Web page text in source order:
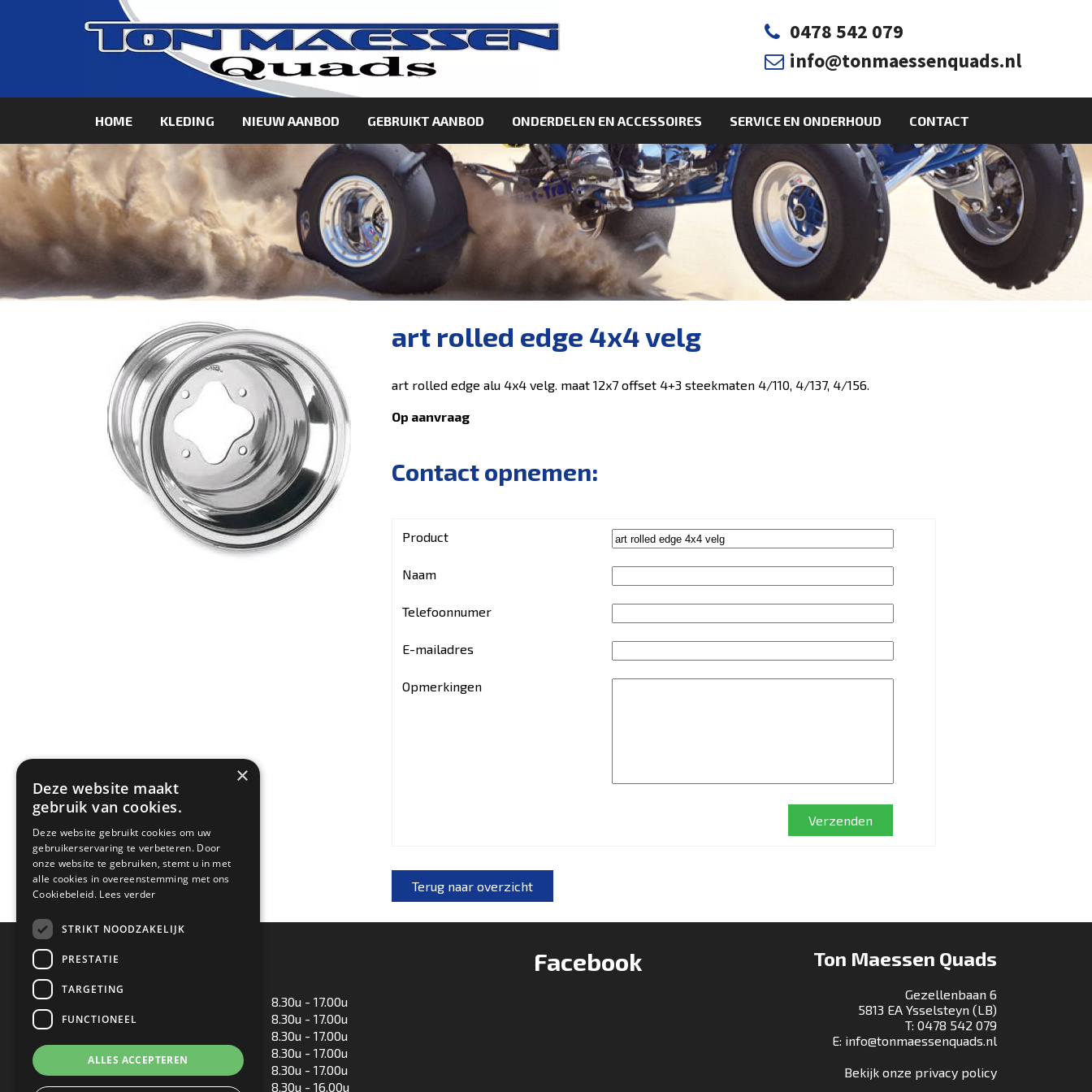
 0478 542 079
 info@tonmaessenquads.nl
HOME KLEDING NIEUW AANBOD GEBRUIKT AANBOD ONDERDELEN EN ACCESSOIRES SERVICE EN ONDERHOUD CONTACT
art rolled edge 4x4 velg
art rolled edge alu 4x4 velg. maat 12x7 offset 4+3 steekmaten 4/110, 4/137, 4/156.
Op aanvraag
Contact opnemen:
Product
Naam
Telefoonnumer
E-mailadres
Opmerkingen
Verzenden
Terug naar overzicht
Openingstijden
8.30u - 17.00u
Dinsdag
8.30u - 17.00u
8.30u - 17.00u
Donderdag
8.30u - 17.00u
8.30u - 17.00u
Zaterdag
8.30u - 16.00u
Facebook Ton Maessen Quads
Gezellenbaan 6
5813 EA Ysselsteyn (LB)
T: 0478 542 079
E: info@tonmaessenquads.nl
Bekijk onze privacy policy
×
Deze website maakt
gebruik van cookies.
Deze website gebruikt cookies om uw
gebruikerservaring te verbeteren. Door
onze website te gebruiken, stemt u in met
alle cookies in overeenstemming met ons
Cookiebeleid. Lees verder
STRIKT NOODZAKELIJK
PRESTATIE
TARGETING
FUNCTIONEEL
ALLES ACCEPTEREN